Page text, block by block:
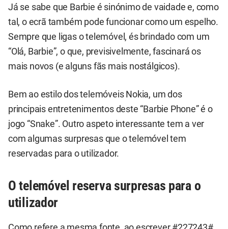
Já se sabe que Barbie é sinónimo de vaidade e, como
tal, o ecrã também pode funcionar como um espelho.
Sempre que ligas o telemóvel, és brindado com um
“Olá, Barbie”, o que, previsivelmente, fascinará os
mais novos (e alguns fãs mais nostálgicos).
Bem ao estilo dos telemóveis Nokia, um dos
principais entretenimentos deste “Barbie Phone” é o
jogo “Snake”. Outro aspeto interessante tem a ver
com algumas surpresas que o telemóvel tem
reservadas para o utilizador.
O telemóvel reserva surpresas para o
utilizador